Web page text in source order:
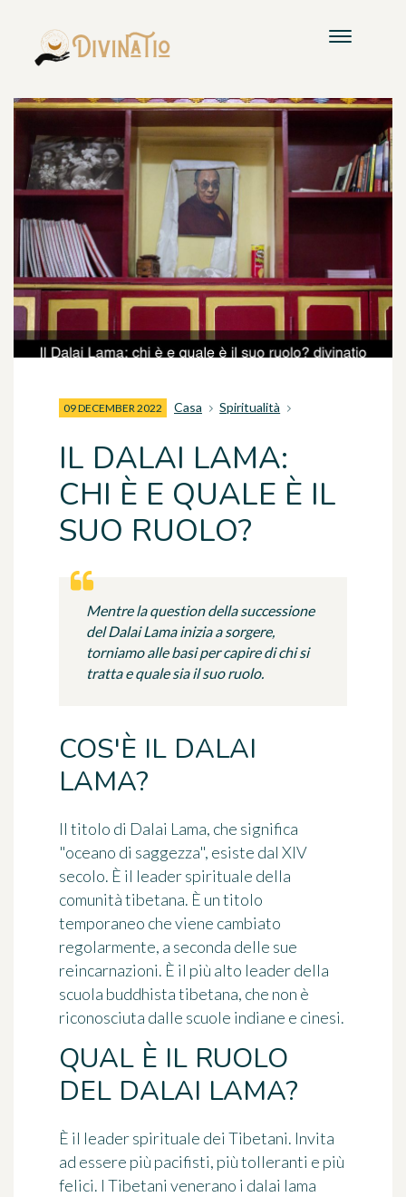
09 DECEMBER 2022 Casa Spiritualità
IL DALAI LAMA:
CHI È E QUALE È IL
SUO RUOLO?
Mentre la question della successione
del Dalai Lama inizia a sorgere,
torniamo alle basi per capire di chi si
tratta e quale sia il suo ruolo.
COS'È IL DALAI
LAMA?
Il titolo di Dalai Lama, che significa
"oceano di saggezza", esiste dal XIV
secolo. È il leader spirituale della
comunità tibetana. È un titolo
temporaneo che viene cambiato
regolarmente, a seconda delle sue
reincarnazioni. È il più alto leader della
scuola buddhista tibetana, che non è
riconosciuta dalle scuole indiane e cinesi.
QUAL È IL RUOLO
DEL DALAI LAMA?
È il leader spirituale dei Tibetani. Invita
ad essere più pacifisti, più tolleranti e più
felici. I Tibetani venerano i dalai lama